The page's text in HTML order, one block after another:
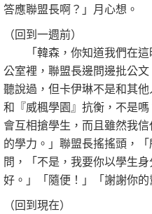
答應聯盟長啊？」月心想。
（回到一週前）
「韓森，你知道我們在這
公室裡，聯盟長邊問邊批公
聽說過，但卡伊琳不是和其
和『威楓學園』抗衡，不是
會互相搶學生，而且雖然我
的學力。」聯盟長搖搖頭，
問，「不是，我要你以學生
好。」「隨便！」「謝謝你
（回到現在）